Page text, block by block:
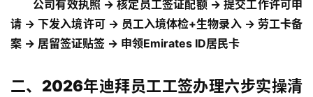
公司有效执照 → 核定员工签证配额 → 提交工作许可申
请 → 下发入境许可 → 员工入境体检+生物录入 → 劳工卡备
案 → 居留签证贴签 → 申领Emirates ID居民卡
二、2026年迪拜员工工签办理六步实操清